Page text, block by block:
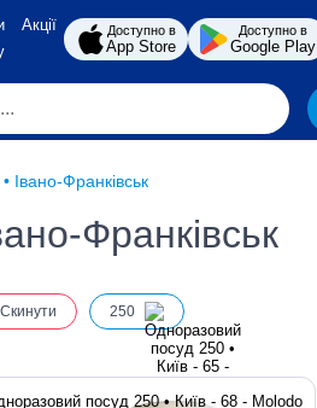
Акції
Доступно в
App Store
Доступно в
Google Play
Івано-Франківськ
Франківськ
Скинути 250